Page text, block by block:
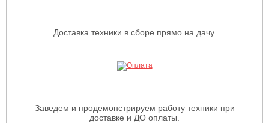
Доставка техники в сборе прямо на дачу.
Заведем и продемонстрируем работу техники при
доставке и ДО оплаты.